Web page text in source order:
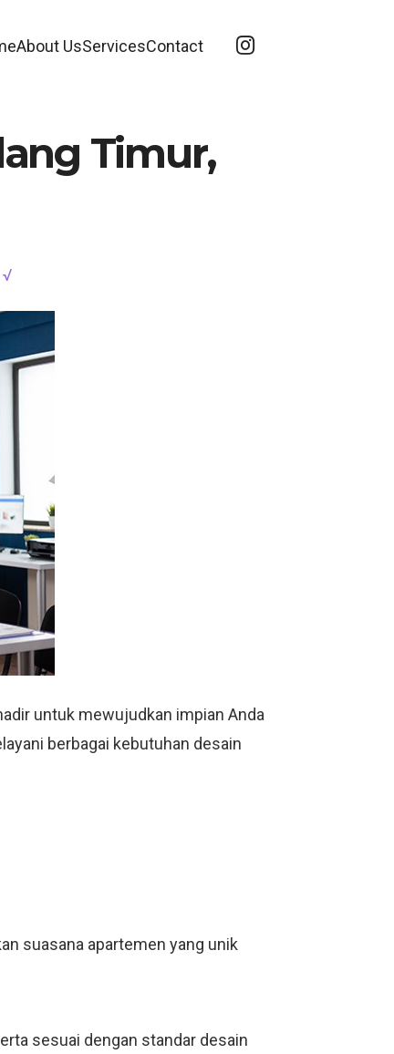
About UsServicesContact
Timur,
untuk mewujudkan impian Anda
berbagai kebutuhan desain
suasana apartemen yang unik
sesuai dengan standar desain